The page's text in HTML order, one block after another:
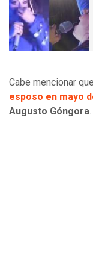
Cabe mencionar
esposo en mayo
Augusto Góngora.